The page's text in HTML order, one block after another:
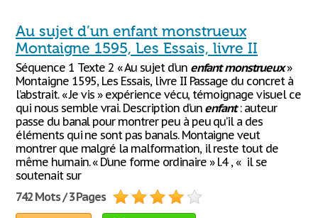
Au sujet d’un enfant monstrueux
Montaigne 1595, Les Essais, livre II
Séquence 1 Texte 2 « Au sujet d’un enfant monstrueux»
Montaigne 1595, Les Essais, livre II Passage du concret à
l’abstrait. « Je vis » expérience vécu, témoignage visuel ce
qui nous semble vrai. Description d’un enfant: auteur
passe du banal pour montrer peu à peu qu’il a des
éléments qui ne sont pas banals. Montaigne veut
montrer que malgré la malformation, il reste tout de
même humain. « D’une forme ordinaire » l.4 , « il se
soutenait sur
742 Mots / 3 Pages